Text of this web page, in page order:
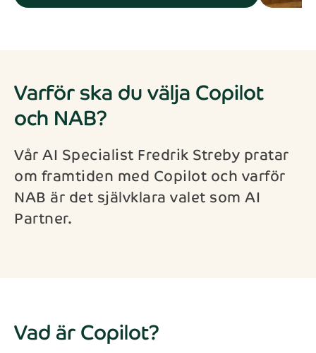
Varför ska du välja Copilot
och NAB?
Vår AI Specialist Fredrik Streby pratar
om framtiden med Copilot och varför
NAB är det självklara valet som AI
Partner.
Vad är Copilot?